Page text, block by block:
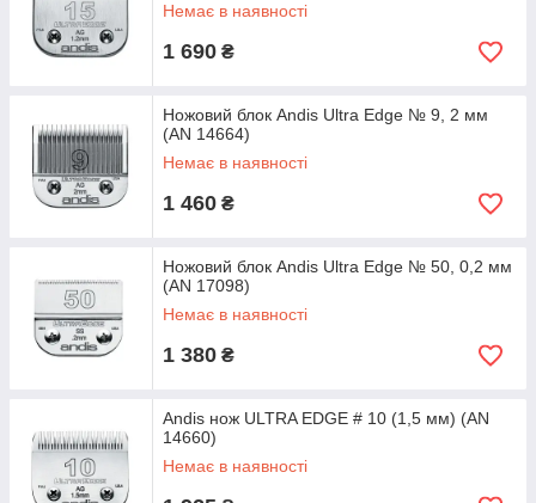
Немає в наявності
1 690 ₴
Ножовий блок Andis Ultra Edge № 9, 2 мм
(AN 14664)
Немає в наявності
1 460 ₴
Ножовий блок Andis Ultra Edge № 50, 0,2 мм
(AN 17098)
Немає в наявності
1 380 ₴
Andis нож ULTRA EDGE # 10 (1,5 мм) (AN
14660)
Немає в наявності